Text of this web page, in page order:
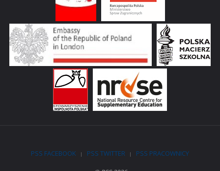
PSS FACEBOOK | PSS TWITTER | PSS PRACOWNICY